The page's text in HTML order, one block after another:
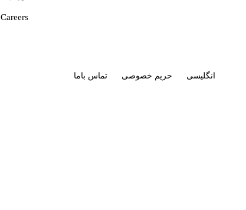
Careers
انگلیسی حریم خصوصی تماس باما